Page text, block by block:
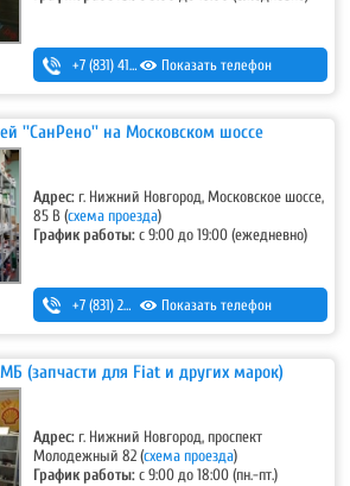
+7 (831) 413-13-73 Показать телефон
''СанРено'' на Московском шоссе
Адрес: г. Нижний Новгород, Московское шоссе,
85 В (схема проезда)
График работы:с 9:00 до 19:00 (ежедневно)
+7 (831) 280-69-88 Показать телефон
(запчасти для Fiat и других марок)
Адрес: г. Нижний Новгород, проспект
Молодежный 82 (схема проезда)
График работы:с 9:00 до 18:00 (пн.-пт.)